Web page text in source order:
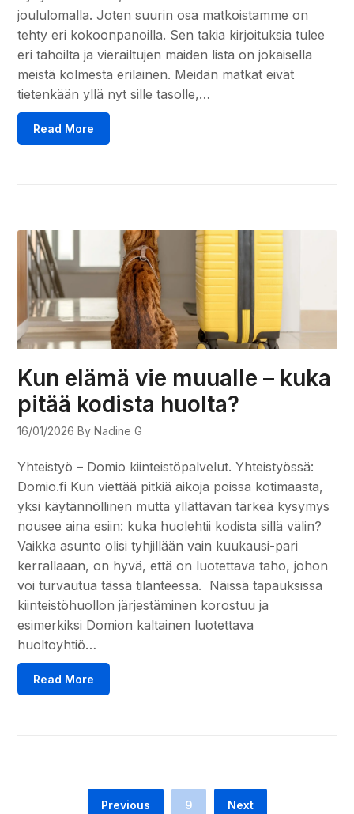
joululomalla. Joten suurin osa matkoistamme on
tehty eri kokoonpanoilla. Sen takia kirjoituksia tulee
eri tahoilta ja vierailtujen maiden lista on jokaisella
meistä kolmesta erilainen. Meidän matkat eivät
tietenkään yllä nyt sille tasolle,…
Read More
Kun elämä vie muualle – kuka
pitää kodista huolta?
16/01/2026 By Nadine G
Yhteistyö – Domio kiinteistöpalvelut. Yhteistyössä:
Domio.fi Kun viettää pitkiä aikoja poissa kotimaasta,
yksi käytännöllinen mutta yllättävän tärkeä kysymys
nousee aina esiin: kuka huolehtii kodista sillä välin?
Vaikka asunto olisi tyhjillään vain kuukausi-pari
kerrallaaan, on hyvä, että on luotettava taho, johon
voi turvautua tässä tilanteessa. Näissä tapauksissa
kiinteistöhuollon järjestäminen korostuu ja
esimerkiksi Domion kaltainen luotettava
huoltoyhtiö…
Read More
Previous 9 Next